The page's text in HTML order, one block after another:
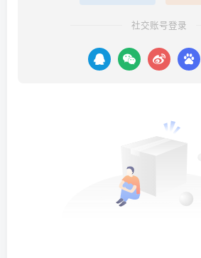
社交账号登录